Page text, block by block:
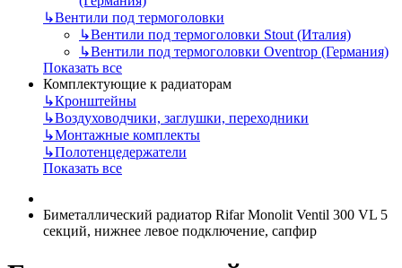
↳Вентили под термоголовки
↳Вентили под термоголовки Stout (Италия)
↳Вентили под термоголовки Oventrop (Германия)
Показать все
Комплектующие к радиаторам
↳Кронштейны
↳Воздуховодчики, заглушки, переходники
↳Монтажные комплекты
↳Полотенцедержатели
Показать все
Биметаллический радиатор Rifar Monolit Ventil 300 VL 5
секций, нижнее левое подключение, сапфир